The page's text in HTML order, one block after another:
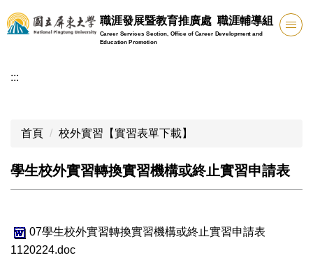
跳
到
內
職涯發展暨教育推廣處 職涯輔導組
Career Services Section, Office of Career Development and
Education Promotion
:::
首頁 校外實習【實習表單下載】
學生校外實習轉換實習機構或終止實習申請表
07學生校外實習轉換實習機構或終止實習申請表
1120224.doc